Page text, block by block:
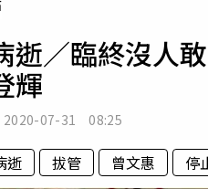
專欄
逝／臨終沒人
輝
2020-07-31 08:25
逝 拔管 曾文惠 停